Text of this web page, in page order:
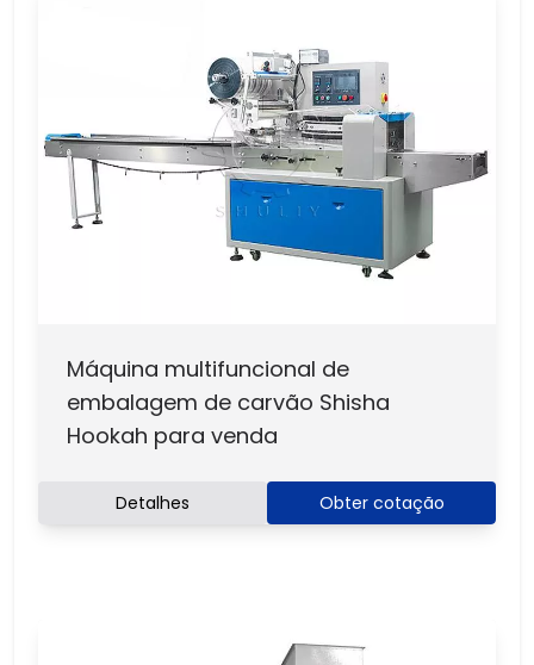
Máquina multifuncional de
embalagem de carvão Shisha
Hookah para venda
Detalhes Obter cotação